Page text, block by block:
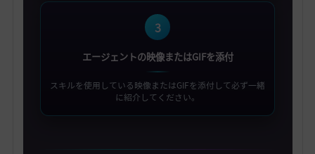
3
エージェントの映像またはGIFを添付
スキルを使用している映像またはGIFを添付して必ず一緒
に紹介してください。